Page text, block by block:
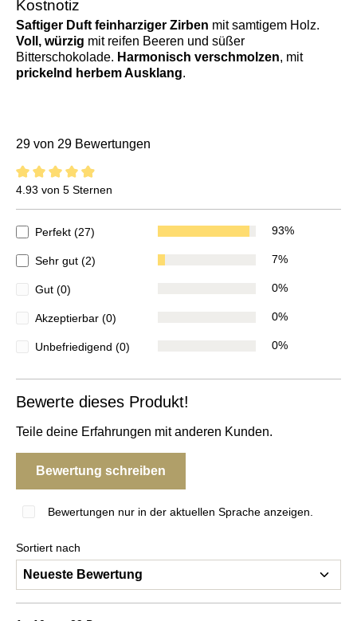
Kostnotiz
Saftiger Duft feinharziger Zirben mit samtigem Holz.
Voll, würzig mit reifen Beeren und süßer
Bitterschokolade. Harmonisch verschmolzen, mit
prickelnd herbem Ausklang.
29 von 29 Bewertungen
4.9 von 5 Sternen
4.93 von 5 Sternen
Perfekt (27) 93%
Sehr gut (2) 7%
Gut (0) 0%
Akzeptierbar (0) 0%
Unbefriedigend (0) 0%
Bewerte dieses Produkt!
Teile deine Erfahrungen mit anderen Kunden.
Bewertung schreiben
Bewertungen nur in der aktuellen Sprache anzeigen.
Sortiert nach